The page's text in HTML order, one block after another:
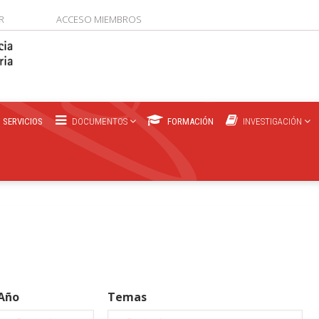
ACCESO MIEMBROS
SERVICIOS DOCUMENTOS FORMACIÓN INVESTIGACIÓN
Temas